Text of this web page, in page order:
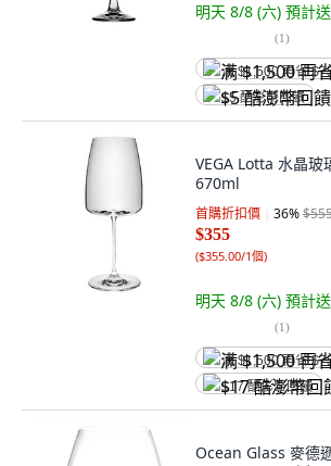
明天 8/8 (六) 預計
(1)
满 $1,500 再省
$5 酷澎幣回饋
VEGA Lotta 水晶玻
670ml
首購折扣價 36%
$355
($355.00/1個)
明天 8/8 (六) 預計
(1)
满 $1,500 再省
$17 酷澎幣回饋
Ocean Glass 麥德